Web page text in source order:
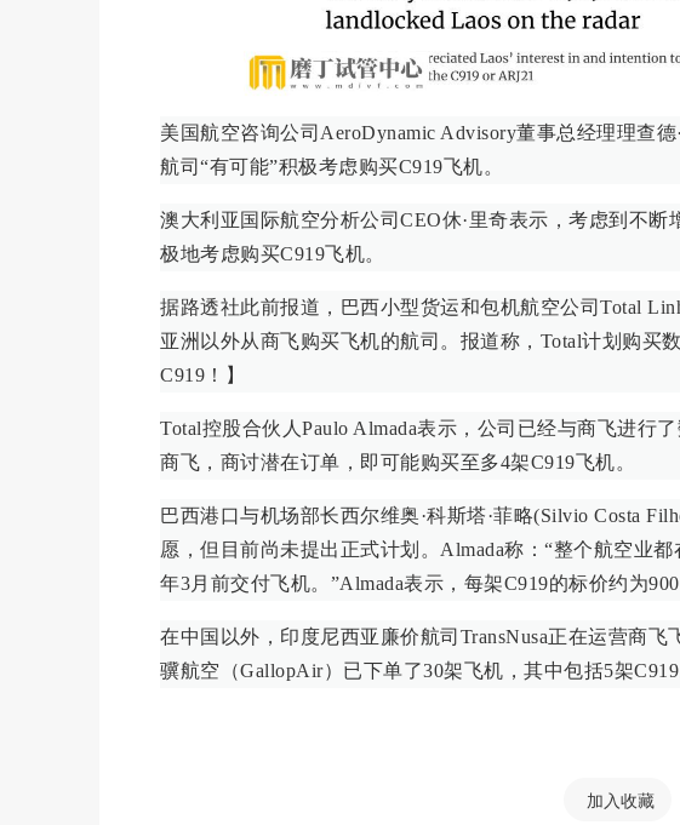
美国航空咨询公司AeroDynamic Advisory董事总经理理查
航司“有可能”积极考虑购买C919飞机。
澳大利亚国际航空分析公司CEO休·里奇表示，考虑到不
极地考虑购买C919飞机。
据路透社此前报道，巴西小型货运和包机航空公司Total
亚洲以外从商飞购买飞机的航司。报道称，Total计划购买
C919！】
Total控股合伙人Paulo Almada表示，公司已经与商飞进行
商飞，商讨潜在订单，即可能购买至多4架C919飞机。
巴西港口与机场部长西尔维奥·科斯塔·菲略(Silvio Costa
愿，但目前尚未提出正式计划。Almada称：“整个航空业
年3月前交付飞机。”Almada表示，每架C919的标价约为
在中国以外，印度尼西亚廉价航司TransNusa正在运营商
骥航空（GallopAir）已下单了30架飞机，其中包括5架
加入收藏